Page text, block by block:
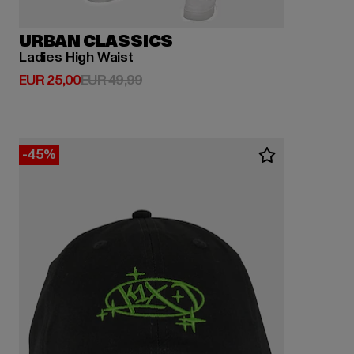
URBAN CLASSICS
Ladies High Waist
EUR 25,00
Derzeitiger Preis: EUR 25,00
EUR 49,99Aktionspreis: EUR 49,99
-45%